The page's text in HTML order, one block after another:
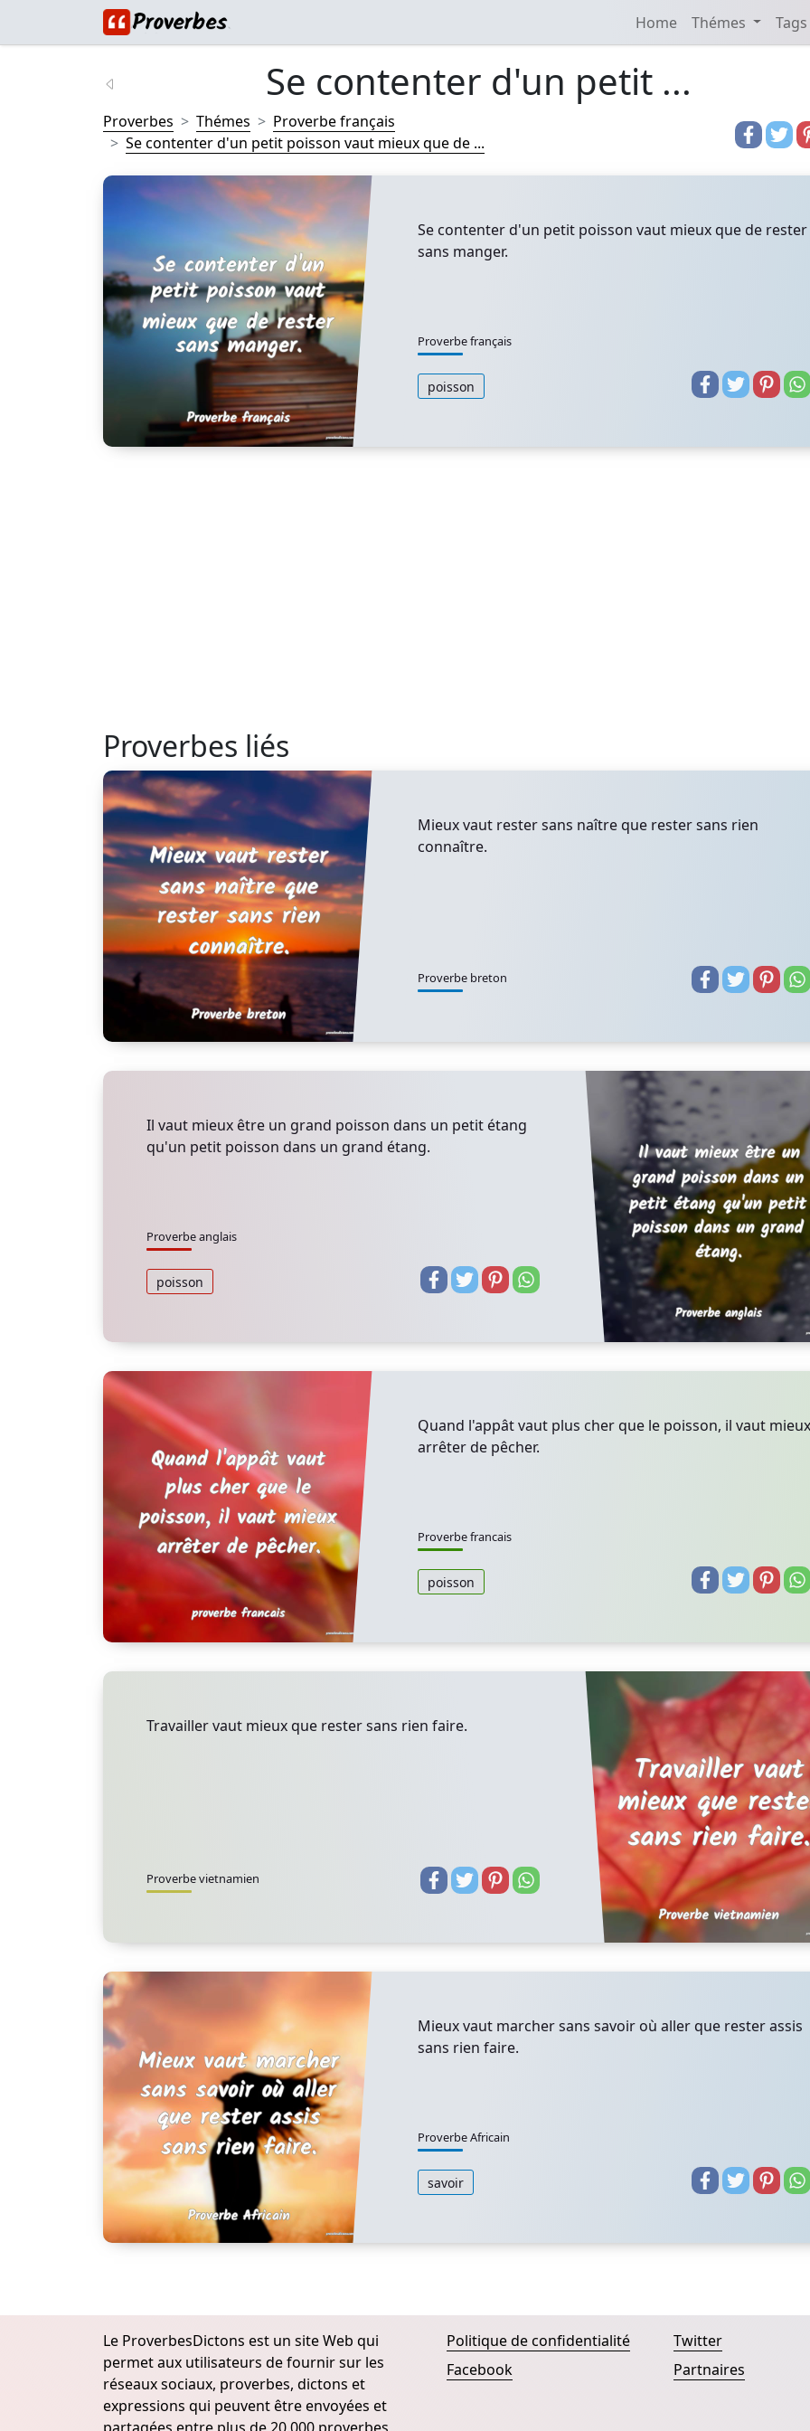
Home Thémes
Se contenter d'un petit ...
Proverbes Thémes
Proverbe français
Se contenter d'un petit poisson vaut mieux que de ...
Se contenter d'un petit poisson vaut mieux que de rester
sans manger.
Proverbe français
poisson
Proverbes liés
Mieux vaut rester sans naître que rester sans rien
connaître.
Proverbe breton
Il vaut mieux être un grand poisson dans un petit étang
qu'un petit poisson dans un grand étang.
Proverbe anglais
poisson
Quand l'appât vaut plus cher que le poisson, il vaut mieux
arrêter de pêcher.
Proverbe francais
poisson
Travailler vaut mieux que rester sans rien faire.
Proverbe vietnamien
Mieux vaut marcher sans savoir où aller que rester assis
sans rien faire.
Proverbe Africain
savoir
Le ProverbesDictons est un site Web qui
permet aux utilisateurs de fournir sur les
réseaux sociaux, proverbes, dictons et
expressions qui peuvent être envoyées et
Politique de confidentialité
Facebook
Twitter
Partnaires